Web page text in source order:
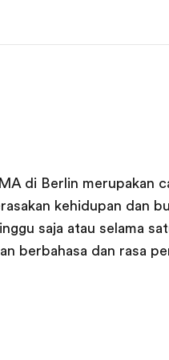
semua program
di Berlin merupakan
kehidupan dan
saja atau selama
berbahasa dan rasa